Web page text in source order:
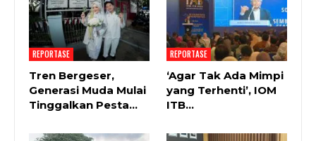
REPORTASE
Tren Bergeser,
Generasi Muda Mulai
Tinggalkan Pesta…
REPORTASE
‘Agar Tak Ada Mimpi
yang Terhenti’, IOM
ITB…